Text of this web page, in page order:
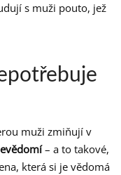
s muži pouto, jež
muži zmiňují v
– a to takové,
která si je vědomá